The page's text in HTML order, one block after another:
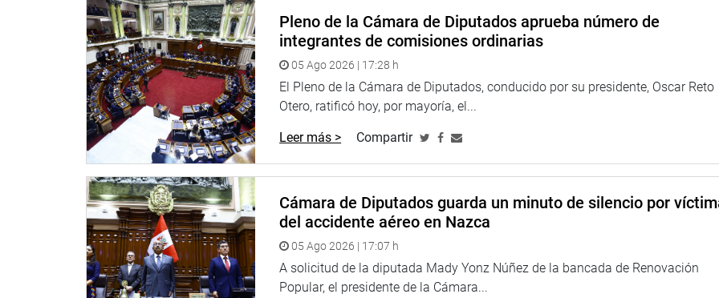
Pleno de la Cámara de Diputados aprueba número de
integrantes de comisiones ordinarias
05 Ago 2026 | 17:28 h
El Pleno de la Cámara de Diputados, conducido por su presidente, Oscar Reto
Otero, ratificó hoy, por mayoría, el...
Leer más > Compartir
Cámara de Diputados guarda un minuto de silencio por
del accidente aéreo en Nazca
05 Ago 2026 | 17:07 h
A solicitud de la diputada Mady Yonz Núñez de la bancada de Renovación
Popular, el presidente de la Cámara...